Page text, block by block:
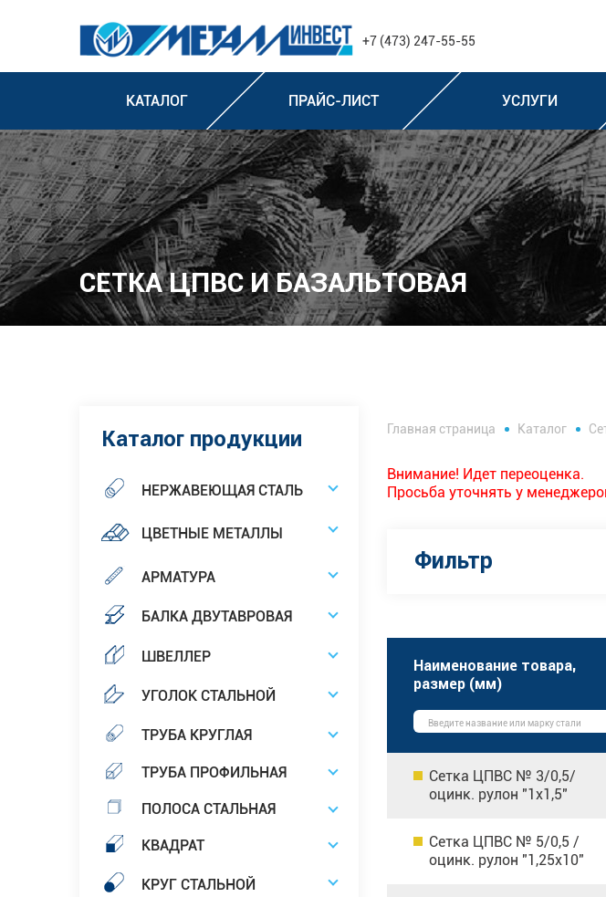
+7 (473) 247-55-55
КАТАЛОГ ПРАЙС-ЛИСТ УСЛУГИ
СЕТКА ЦПВС И БАЗАЛЬТОВАЯ
Каталог продукции
НЕРЖАВЕЮЩАЯ СТАЛЬ
ЦВЕТНЫЕ МЕТАЛЛЫ
АРМАТУРА
БАЛКА ДВУТАВРОВАЯ
ШВЕЛЛЕР
УГОЛОК СТАЛЬНОЙ
ТРУБА КРУГЛАЯ
ТРУБА ПРОФИЛЬНАЯ
ПОЛОСА СТАЛЬНАЯ
КВАДРАТ
КРУГ СТАЛЬНОЙ
Главная страница Каталог
Внимание! Идет переоценка.
Просьба уточнять у
Фильтр
Наименование товара,
размер (мм)
Сетка ЦПВС № 3/0,5/
оцинк. рулон "1х1,5"
Сетка ЦПВС № 5/0,5 /
оцинк. рулон "1,25х10"